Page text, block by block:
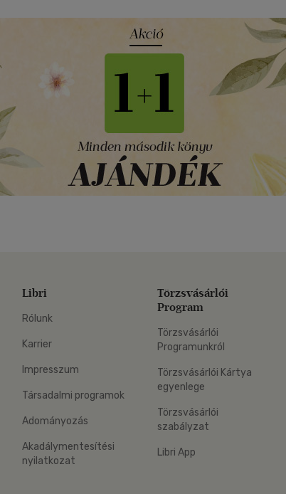
Libri
Rólunk
Karrier
Impresszum
Társadalmi programok
Adományozás
Akadálymentesítési
nyilatkozat
Törzsvásárlói
Program
Törzsvásárlói
Programunkról
Törzsvásárlói Kártya
egyenlege
Törzsvásárlói
szabályzat
Libri App